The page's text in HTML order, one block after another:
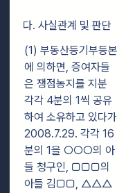
다. 사실관계 및 판단
(1) 부동산등기부등본
에 의하면, 증여자들
은 쟁점농지를 지분
각각 4분의 1씩 공유
하여 소유하고 있다가
2008.7.29. 각각 16
분의 1을 ○○○의 아
들 청구인, □□□의
아들 김□□, △△△